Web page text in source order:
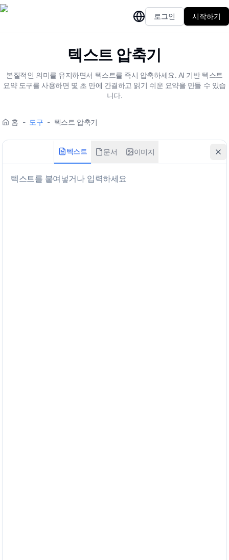
로그인 시작하기
텍스트 압축기
본질적인 의미를 유지하면서 텍스트를 즉시 압축하세요. AI 기반 텍스트
요약 도구를 사용하면 몇 초 만에 간결하고 읽기 쉬운 요약을 만들 수 있습
니다.
홈 - 도구 - 텍스트 압축기
텍스트 문서 이미지